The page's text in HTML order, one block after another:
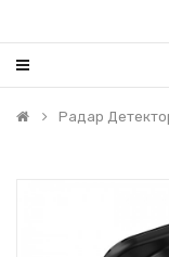
Радар